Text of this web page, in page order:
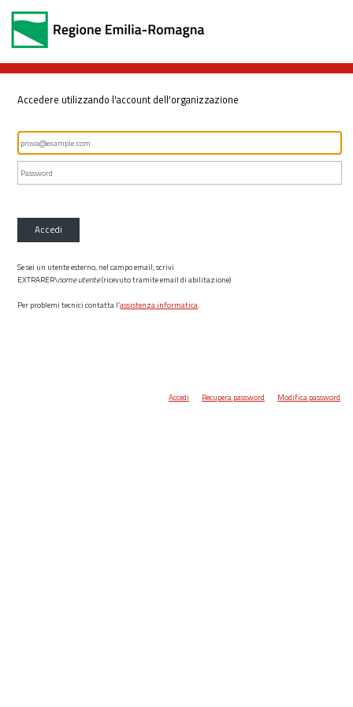
Accedere utilizzando l'account dell'organizzazione
Accedi
Se sei un utente esterno, nel campo email, scrivi
EXTRARER\nome utente(ricevuto tramite email di abilitazione)
Per problemi tecnici contatta l’assistenza informatica.
Accedi Recupera password Modifica password